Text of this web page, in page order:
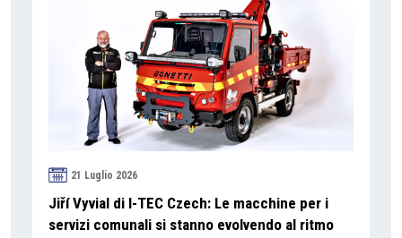
21 Luglio 2026
Jiří Vyvial di I-TEC Czech: Le macchine per i
servizi comunali si stanno evolvendo al ritmo